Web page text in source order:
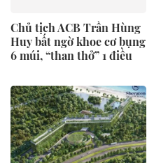
Chủ tịch ACB Trần Hùng
Huy bất ngờ khoe cơ bụng
6 múi, “than thở” 1 điều